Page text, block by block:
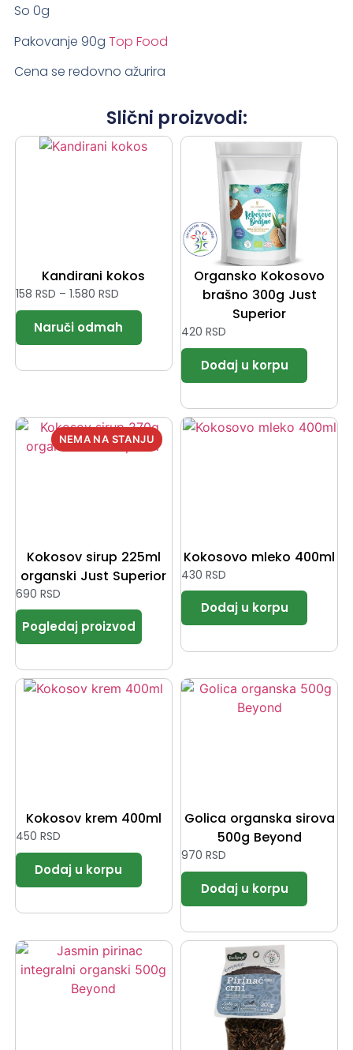
So 0g
Pakovanje 90g Top Food
Cena se redovno ažurira
Slični proizvodi:
Kandirani kokos
158 RSD – 1.580 RSD
Organsko Kokosovo
brašno 300g Just
Superior
420 RSD
Kokosov sirup 225ml
organski Just Superior
690 RSD
Kokosovo mleko 400ml
430 RSD
Kokosov krem 400ml
450 RSD
Golica organska sirova
500g Beyond
970 RSD